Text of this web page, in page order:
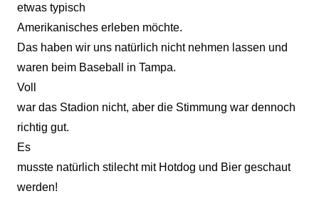
etwas typisch
Amerikanisches erleben möchte.
Das haben wir uns natürlich nicht nehmen lassen und
waren beim Baseball in Tampa.
Voll
war das Stadion nicht, aber die Stimmung war dennoch
richtig gut.
Es
musste natürlich stilecht mit Hotdog und Bier geschaut
werden!